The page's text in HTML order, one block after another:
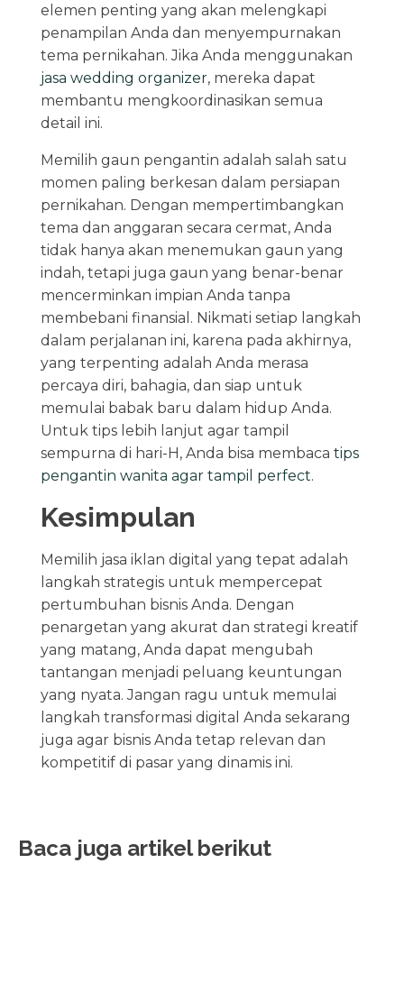
elemen penting yang akan melengkapi
penampilan Anda dan menyempurnakan
tema pernikahan. Jika Anda menggunakan
jasa wedding organizer, mereka dapat
membantu mengkoordinasikan semua
detail ini.
Memilih gaun pengantin adalah salah satu
momen paling berkesan dalam persiapan
pernikahan. Dengan mempertimbangkan
tema dan anggaran secara cermat, Anda
tidak hanya akan menemukan gaun yang
indah, tetapi juga gaun yang benar-benar
mencerminkan impian Anda tanpa
membebani finansial. Nikmati setiap langkah
dalam perjalanan ini, karena pada akhirnya,
yang terpenting adalah Anda merasa
percaya diri, bahagia, dan siap untuk
memulai babak baru dalam hidup Anda.
Untuk tips lebih lanjut agar tampil
sempurna di hari-H, Anda bisa membaca tips
pengantin wanita agar tampil perfect.
Kesimpulan
Memilih jasa iklan digital yang tepat adalah
langkah strategis untuk mempercepat
pertumbuhan bisnis Anda. Dengan
penargetan yang akurat dan strategi kreatif
yang matang, Anda dapat mengubah
tantangan menjadi peluang keuntungan
yang nyata. Jangan ragu untuk memulai
langkah transformasi digital Anda sekarang
juga agar bisnis Anda tetap relevan dan
kompetitif di pasar yang dinamis ini.
Baca juga artikel berikut